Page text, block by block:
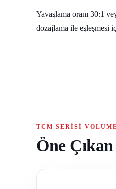
Yavaşlama oranı 30:1
dozajlama ile eşleşmesi
TCM SERISI
Öne